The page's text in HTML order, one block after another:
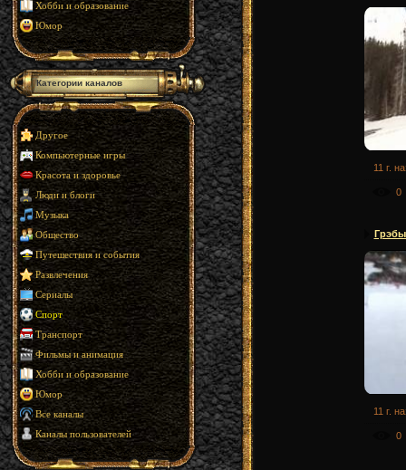
Хобби и образование
Юмор
Категории каналов
Другое
Компьютерные игры
Красота и здоровье
Люди и блоги
Музыка
Общество
Путешествия и события
Развлечения
Сериалы
Спорт
Транспорт
Фильмы и анимация
Хобби и образование
Юмор
Все каналы
Каналы пользователей
11 г.
0
11 г.
0